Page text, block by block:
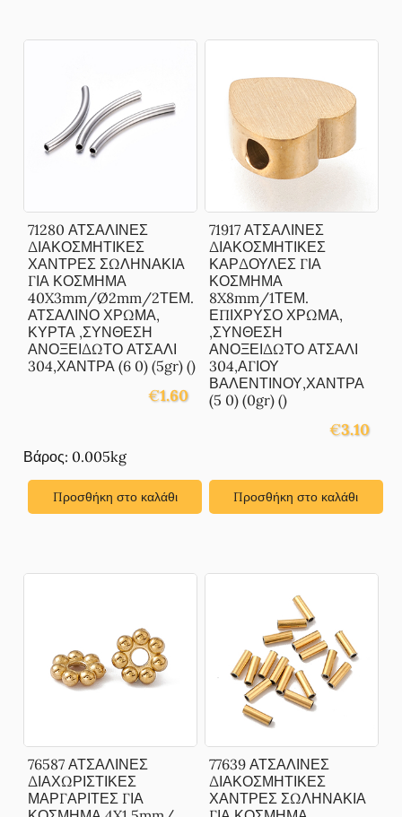
71280 ΑΤΣΑΛΙΝΕΣ
ΔΙΑΚΟΣΜΗΤΙΚΕΣ
ΧΑΝΤΡΕΣ ΣΩΛΗΝΑΚΙΑ
ΓΙΑ ΚΟΣΜΗΜΑ
40X3mm/Ø2mm/2ΤΕΜ.
ΑΤΣΑΛΙΝΟ ΧΡΩΜΑ,
ΚΥΡΤΑ ,ΣΥΝΘΕΣΗ
ΑΝΟΞΕΙΔΩΤΟ ΑΤΣΑΛΙ
304,ΧΑΝΤΡΑ (6 0) (5gr) ()
€1.60
Βάρος: 0.005kg
Προσθήκη στο καλάθι
71917 ΑΤΣΑΛΙΝΕΣ
ΔΙΑΚΟΣΜΗΤΙΚΕΣ
ΚΑΡΔΟΥΛΕΣ ΓΙΑ
ΚΟΣΜΗΜΑ
8X8mm/1ΤΕΜ.
ΕΠΙΧΡΥΣΟ ΧΡΩΜΑ,
,ΣΥΝΘΕΣΗ
ΑΝΟΞΕΙΔΩΤΟ ΑΤΣΑΛΙ
304,ΑΓΙΟΥ
ΒΑΛΕΝΤΙΝΟΥ,ΧΑΝΤΡΑ
(5 0) (0gr) ()
€3.10
Προσθήκη στο καλάθι
76587 ΑΤΣΑΛΙΝΕΣ
ΔΙΑΧΩΡΙΣΤΙΚΕΣ
ΜΑΡΓΑΡΙΤΕΣ ΓΙΑ
77639 ΑΤΣΑΛΙΝΕΣ
ΔΙΑΚΟΣΜΗΤΙΚΕΣ
ΧΑΝΤΡΕΣ ΣΩΛΗΝΑΚΙΑ